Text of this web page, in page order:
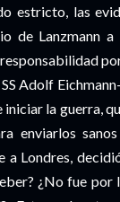
estricto, las
de Lanzmann
Adolf
la guerra,
enviarlos
Londres,
¿No fue por